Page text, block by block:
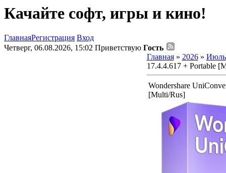
Качайте софт, игры и кино!
ГлавнаяРегистрация Вход
Четверг, 06.08.2026, 15:02 Приветствую Гость
Главная» 2026 » Июль
17.4.4.617 + Portable
Wondershare
[Multi/Rus]